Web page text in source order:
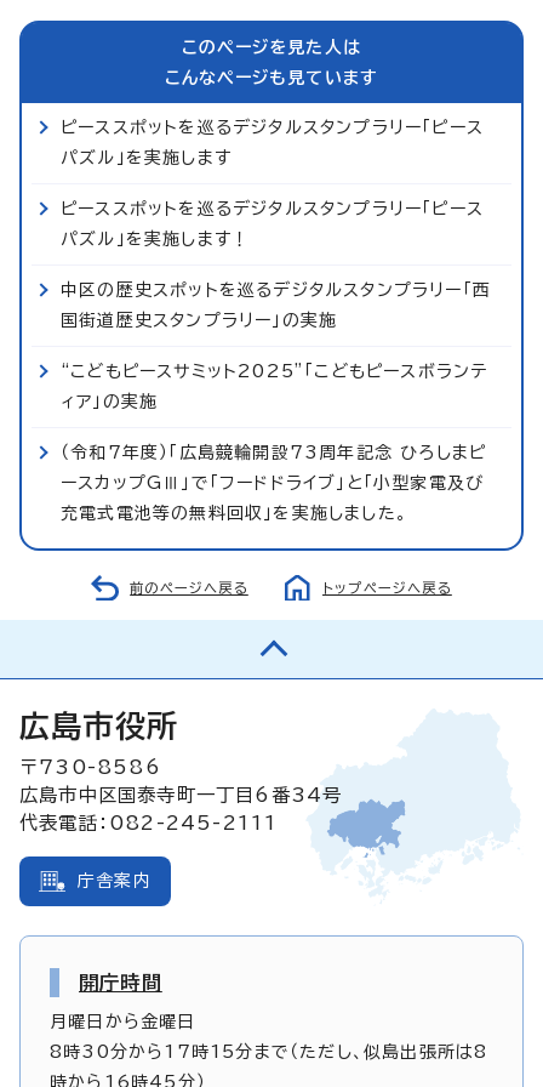
このページを見た人は
こんなページも見ています
ピーススポットを巡るデジタルスタンプラリー「ピース
パズル」を実施します
ピーススポットを巡るデジタルスタンプラリー「ピース
パズル」を実施します！
中区の歴史スポットを巡るデジタルスタンプラリー「西
国街道歴史スタンプラリー」の実施
“こどもピースサミット2025”「こどもピースボランテ
ィア」の実施
（令和7年度）「広島競輪開設73周年記念 ひろしまピ
ースカップGⅢ」で「フードドライブ」と「小型家電及び
充電式電池等の無料回収」を実施しました。
前のページへ戻る トップページへ戻る
広島市役所
〒730-8586
広島市中区国泰寺町一丁目6番34号
代表電話：082-245-2111
庁舎案内
開庁時間
月曜日から金曜日
8時30分から17時15分まで（ただし、似島出張所は8
時から16時45分）